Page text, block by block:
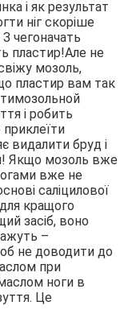
і як результат
ніг скоріше
чегоначать
пластир!Але не
мозоль,
пластир вам так
і робить
видалити бруд і
Якщо мозоль вже
вже не
саліцилової
кращого
засіб, воно
–
не доводити до
при
ноги в
Це